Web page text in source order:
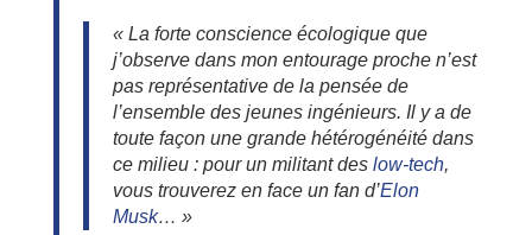
« La forte conscience écologique que
j’observe dans mon entourage proche n’est
pas représentative de la pensée de
l’ensemble des jeunes ingénieurs. Il y a de
toute façon une grande hétérogénéité dans
ce milieu : pour un militant des low-tech,
vous trouverez en face un fan d’Elon
Musk… »